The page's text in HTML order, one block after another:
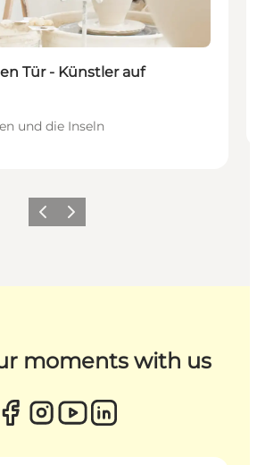
Tür - Künstler auf
und die Inseln
ZurückWeiter
moments with us